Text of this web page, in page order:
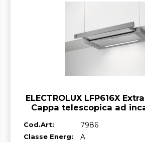
ELECTROLUX LFP616X
Cappa telescopica ad
Cod.Art: 7986
Classe Energ: A